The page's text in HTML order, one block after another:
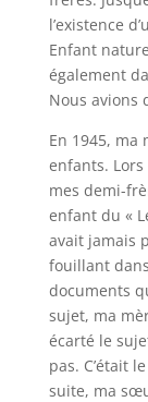
l’existence
Enfant
également
Nous avions
En 1945, ma
enfants.
mes demi-
enfant du «
avait jamais
fouillant
documents
sujet, ma
écarté le
pas. C’était
suite, ma